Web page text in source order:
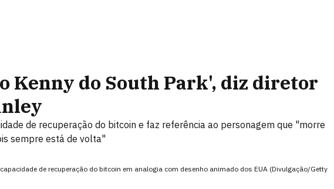
Kenny do South Park', diz diretor
de recuperação do bitcoin e faz referência ao personagem que "morre
sempre está de volta"
de recuperação do bitcoin em analogia com desenho animado dos EUA (Divulgação/Getty